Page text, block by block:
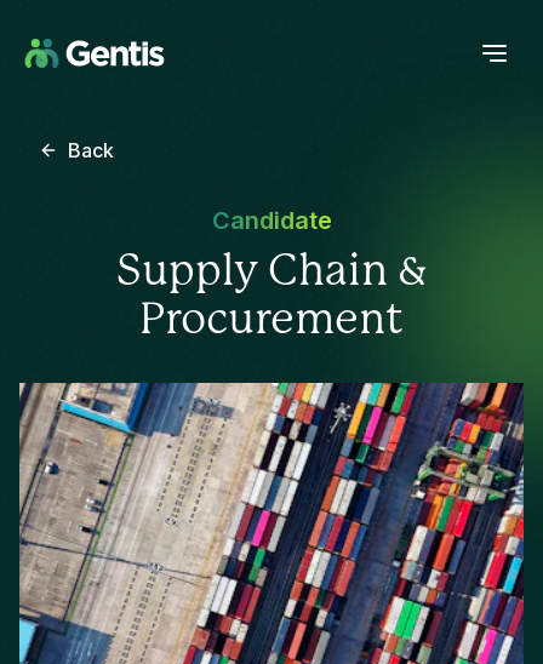
Back
Candidate
Supply Chain &
Procurement